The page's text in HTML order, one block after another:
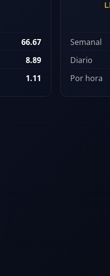
66.67
8.89
1.11
Semanal
Diario
Por hora